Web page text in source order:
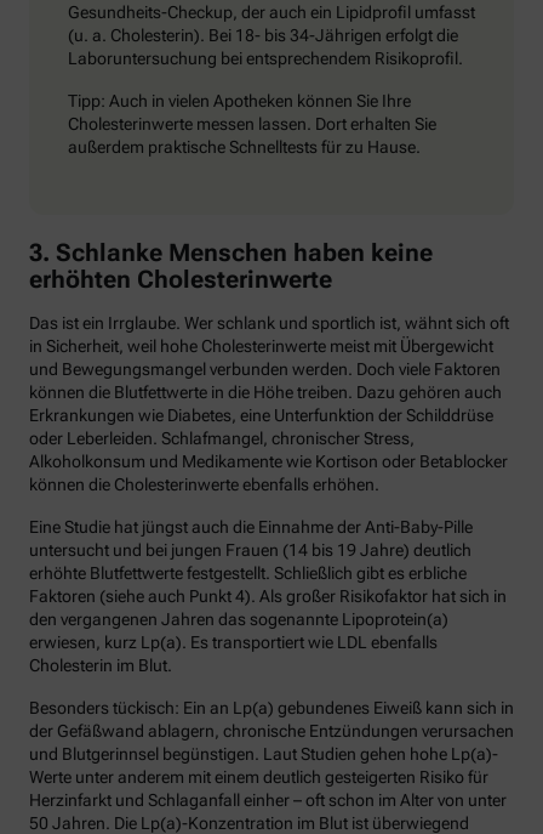
Gesundheits-Checkup, der auch ein Lipidprofil umfasst
(u. a. Cholesterin). Bei 18- bis 34-Jährigen erfolgt die
Laboruntersuchung bei entsprechendem Risikoprofil.
Tipp: Auch in vielen Apotheken können Sie Ihre
Cholesterinwerte messen lassen. Dort erhalten Sie
außerdem praktische Schnelltests für zu Hause.
3. Schlanke Menschen haben keine
erhöhten Cholesterinwerte
Das ist ein Irrglaube. Wer schlank und sportlich ist, wähnt sich oft
in Sicherheit, weil hohe Cholesterinwerte meist mit Übergewicht
und Bewegungsmangel verbunden werden. Doch viele Faktoren
können die Blutfettwerte in die Höhe treiben. Dazu gehören auch
Erkrankungen wie Diabetes, eine Unterfunktion der Schilddrüse
oder Leberleiden. Schlafmangel, chronischer Stress,
Alkoholkonsum und Medikamente wie Kortison oder Betablocker
können die Cholesterinwerte ebenfalls erhöhen.
Eine Studie hat jüngst auch die Einnahme der Anti-Baby-Pille
untersucht und bei jungen Frauen (14 bis 19 Jahre) deutlich
erhöhte Blutfettwerte festgestellt. Schließlich gibt es erbliche
Faktoren (siehe auch Punkt 4). Als großer Risikofaktor hat sich in
den vergangenen Jahren das sogenannte Lipoprotein(a)
erwiesen, kurz Lp(a). Es transportiert wie LDL ebenfalls
Cholesterin im Blut.
Besonders tückisch: Ein an Lp(a) gebundenes Eiweiß kann sich in
der Gefäßwand ablagern, chronische Entzündungen verursachen
und Blutgerinnsel begünstigen. Laut Studien gehen hohe Lp(a)-
Werte unter anderem mit einem deutlich gesteigerten Risiko für
Herzinfarkt und Schlaganfall einher – oft schon im Alter von unter
50 Jahren. Die Lp(a)-Konzentration im Blut ist überwiegend